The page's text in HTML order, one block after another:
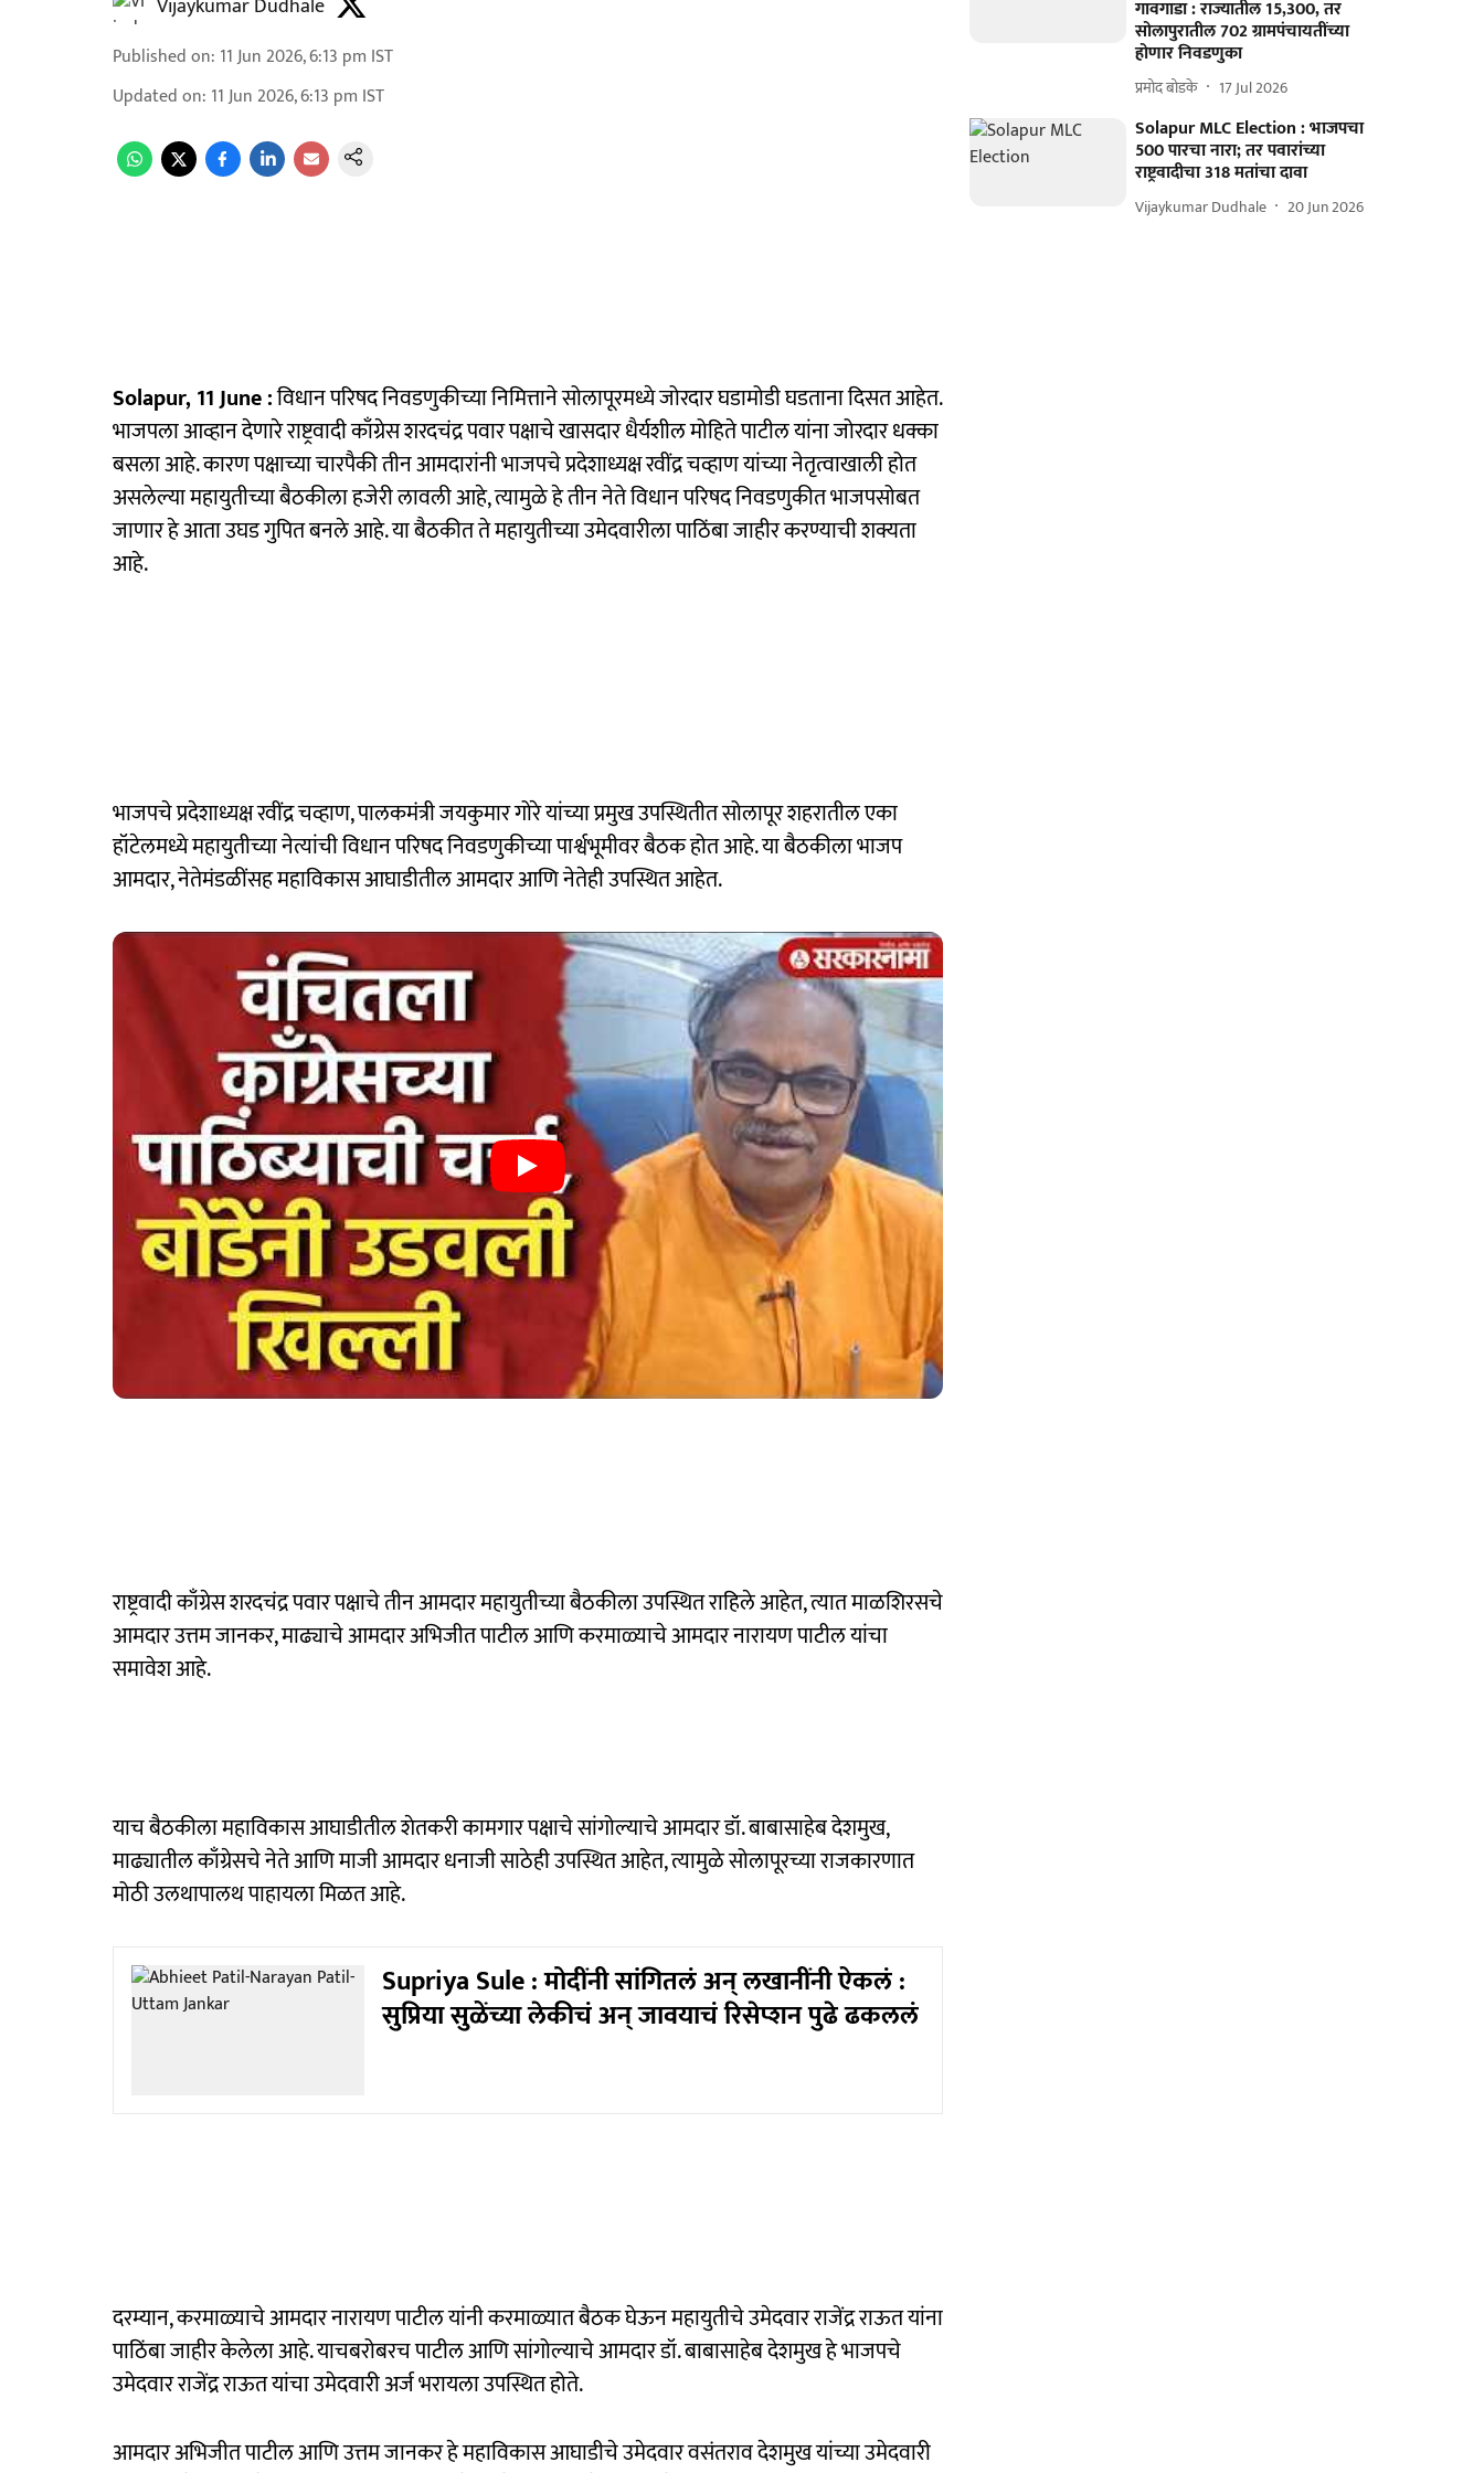
Vijaykumar Dudhale
Published on: 11 Jun 2026, 6:13 pm IST
Updated on: 11 Jun 2026, 6:13 pm IST
Solapur, 11 June :विधान परिषद निवडणुकीच्या निमित्ताने सोलापूरमध्ये जोरदार घडामोडी घडताना दिसत आहेत.
भाजपला आव्हान देणारे राष्ट्रवादी काँग्रेस शरदचंद्र पवार पक्षाचे खासदार धैर्यशील मोहिते पाटील यांना जोरदार धक्का
बसला आहे. कारण पक्षाच्या चारपैकी तीन आमदारांनी भाजपचे प्रदेशाध्यक्ष रवींद्र चव्हाण यांच्या नेतृत्वाखाली होत
असलेल्या महायुतीच्या बैठकीला हजेरी लावली आहे, त्यामुळे हे तीन नेते विधान परिषद निवडणुकीत भाजपसोबत
जाणार हे आता उघड गुपित बनले आहे. या बैठकीत ते महायुतीच्या उमेदवारीला पाठिंबा जाहीर करण्याची शक्यता
आहे.
भाजपचे प्रदेशाध्यक्ष रवींद्र चव्हाण, पालकमंत्री जयकुमार गोरे यांच्या प्रमुख उपस्थितीत सोलापूर शहरातील एका
हॉटेलमध्ये महायुतीच्या नेत्यांची विधान परिषद निवडणुकीच्या पार्श्वभूमीवर बैठक होत आहे. या बैठकीला भाजप
आमदार, नेतेमंडळींसह महाविकास आघाडीतील आमदार आणि नेतेही उपस्थित आहेत.
राष्ट्रवादी काँग्रेस शरदचंद्र पवार पक्षाचे तीन आमदार महायुतीच्या बैठकीला उपस्थित राहिले आहेत, त्यात माळशिरसचे
आमदार उत्तम जानकर, माढ्याचे आमदार अभिजीत पाटील आणि करमाळ्याचे आमदार नारायण पाटील यांचा
समावेश आहे.
याच बैठकीला महाविकास आघाडीतील शेतकरी कामगार पक्षाचे सांगोल्याचे आमदार डॉ. बाबासाहेब देशमुख,
माढ्यातील काँग्रेसचे नेते आणि माजी आमदार धनाजी साठेही उपस्थित आहेत, त्यामुळे सोलापूरच्या राजकारणात
मोठी उलथापालथ पाहायला मिळत आहे.
Supriya Sule : मोदींनी सांगितलं अन् लखानींनी ऐकलं :
सुप्रिया सुळेंच्या लेकीचं अन् जावयाचं रिसेप्शन पुढे ढकललं
दरम्यान, करमाळ्याचे आमदार नारायण पाटील यांनी करमाळ्यात बैठक घेऊन महायुतीचे उमेदवार राजेंद्र राऊत यांना
पाठिंबा जाहीर केलेला आहे. याचबरोबरच पाटील आणि सांगोल्याचे आमदार डॉ. बाबासाहेब देशमुख हे भाजपचे
उमेदवार राजेंद्र राऊत यांचा उमेदवारी अर्ज भरायला उपस्थित होते.
आमदार अभिजीत पाटील आणि उत्तम जानकर हे महाविकास आघाडीचे उमेदवार वसंतराव देशमुख यांच्या उमेदवारी
गावगाडा : राज्यातील 15,300, तर
सोलापुरातील 702 ग्रामपंचायतींच्या
होणार निवडणुका
प्रमोद बोडके 17 Jul 2026
Solapur MLC Election : भाजपचा
500 पारचा नारा; तर पवारांच्या
राष्ट्रवादीचा 318 मतांचा दावा
Vijaykumar Dudhale 20 Jun 2026